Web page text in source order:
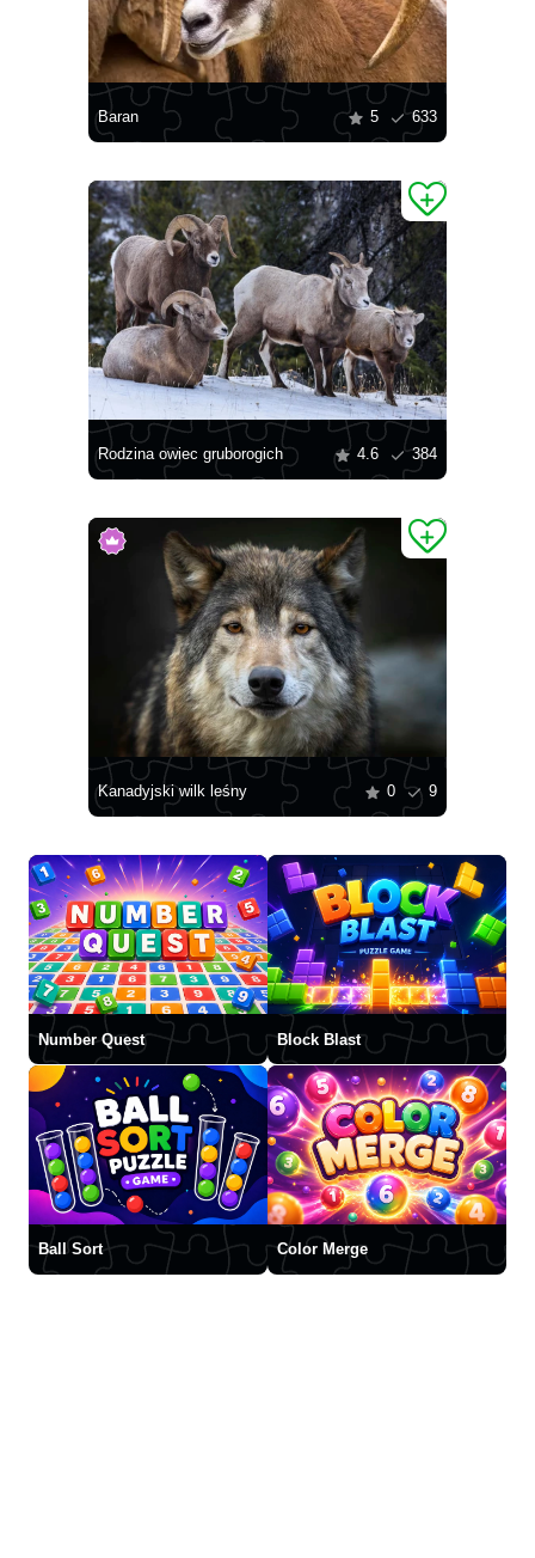
Baran 5 633
Rodzina owiec gruborogich 4.6 384
Kanadyjski wilk leśny 0 9
Number Quest Block Blast
Ball Sort Color Merge